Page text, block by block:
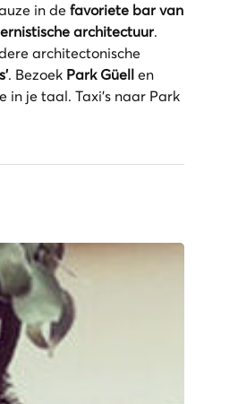
in de favoriete bar van
architectuur.
architectonische
. Bezoek Park Güell en
in je taal. Taxi's naar Park